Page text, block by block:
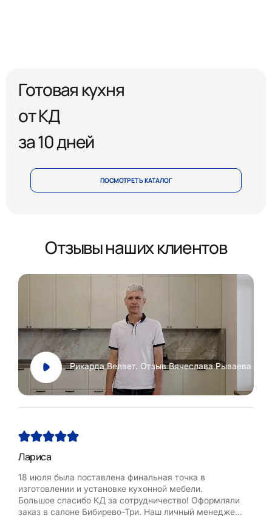
Готовая кухня
от КД
за 10 дней
ПОСМОТРЕТЬ КАТАЛОГ
Отзывы наших клиентов
Рикарда Велвет. Отзыв Вячеслава Рываева
Лариса
18 июля была поставлена финальная точка в
изготовлении и установке кухонной мебели.
Большое спасибо КД за сотрудничество! Оформляли
заказ в салоне Бибирево-Три. Наш личный менеджер